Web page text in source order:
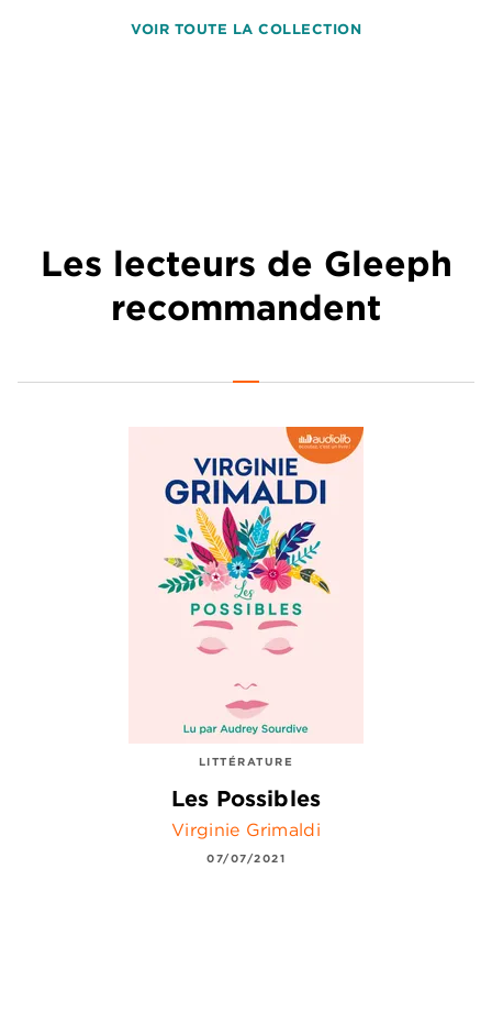
VOIR TOUTE LA COLLECTION
Les lecteurs de Gleeph
recommandent
LITTÉRATURE
Les Possibles
Virginie Grimaldi
07/07/2021